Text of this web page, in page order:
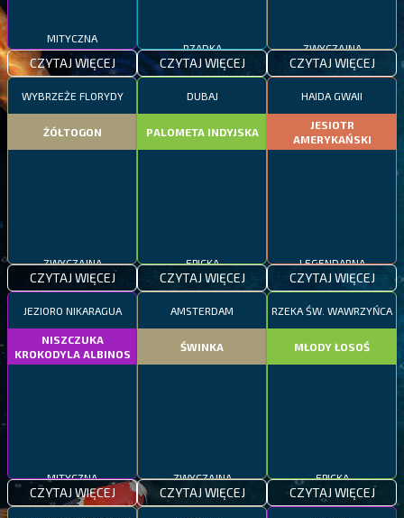
MITYCZNA
CZYTAJ WIĘCEJ CZYTAJ WIĘCEJ CZYTAJ WIĘCEJ
WYBRZEŻE FLORYDY
ŻÓŁTOGON
CZYTAJ WIĘCEJ
DUBAJ
PALOMETA INDYJSKA
CZYTAJ WIĘCEJ
HAIDA GWAII
JESIOTR
AMERYKAŃSKI
CZYTAJ WIĘCEJ
JEZIORO NIKARAGUA
NISZCZUKA
KROKODYLA ALBINOS
CZYTAJ WIĘCEJ
AMSTERDAM
ŚWINKA
CZYTAJ WIĘCEJ
RZEKA ŚW. WAWRZYŃCA
MŁODY ŁOSOŚ
CZYTAJ WIĘCEJ